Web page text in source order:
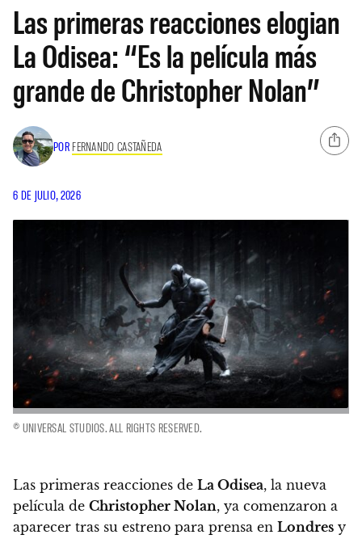
Las primeras reacciones elogian
La Odisea: “Es la película más
grande de Christopher Nolan”
POR FERNANDO CASTAÑEDA
6 DE JULIO, 2026
© UNIVERSAL STUDIOS. ALL RIGHTS RESERVED.
Las primeras reacciones de La Odisea, la nueva
película de Christopher Nolan, ya comenzaron a
aparecer tras su estreno para prensa en Londres y